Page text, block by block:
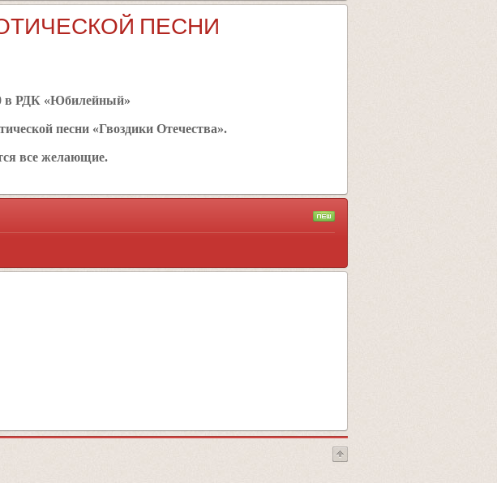
ПЕСНИ
в РДК «Юбилейный»
песни «Гвоздики Отечества».
все желающие.